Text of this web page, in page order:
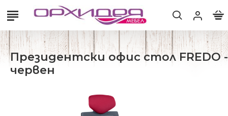
Президентски офис стол FREDO -
червен